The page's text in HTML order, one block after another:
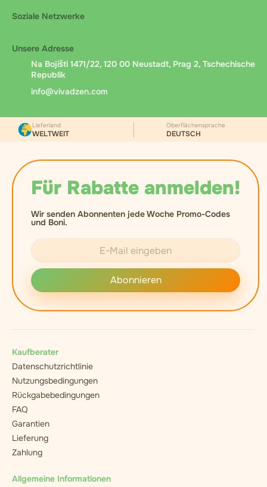
Soziale Netzwerke
Unsere Adresse
Na Bojišti 1471/22, 120 00 Neustadt, Prag 2, Tschechische
Republik
info@vivadzen.com
Für Rabatte anmelden!
Wir senden Abonnenten jede Woche Promo-Codes
und Boni.
Abonnieren
Lieferland
WELTWEIT
Oberflächensprache
DEUTSCH
Kaufberater
Datenschutzrichtlinie
Nutzungsbedingungen
Rückgabebedingungen
FAQ
Garantien
Lieferung
Zahlung
Allgemeine Informationen